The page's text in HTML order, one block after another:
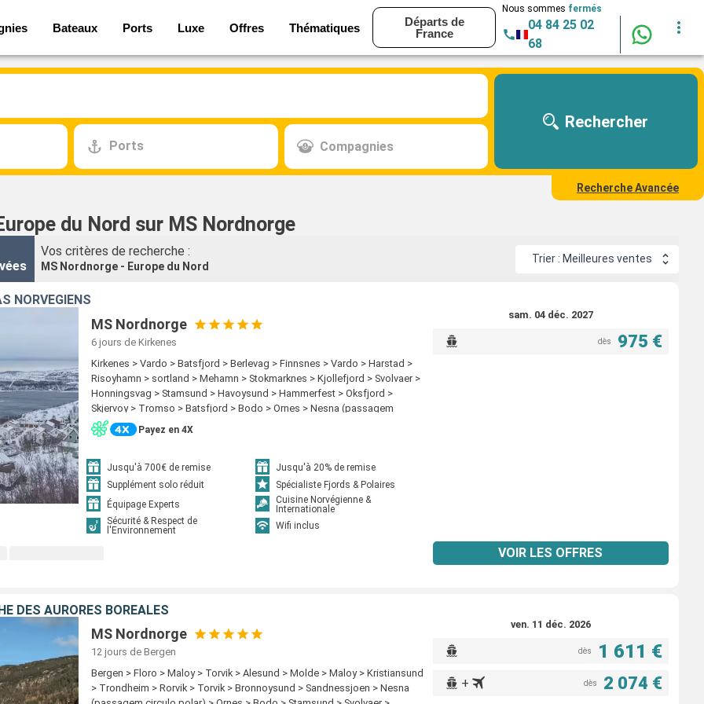
Bateaux Ports Luxe Offres Thématiques
Départs de
France
Nous sommes fermés
04 84 25 02
68
Ports Compagnies
Rechercher
Recherche Avancée
du Nord sur MS Nordnorge
Vos critères de recherche :
MS Nordnorge - Europe du Nord
Trier : Meilleures ventes
NORVÉGIENS
MS Nordnorge
6 jours de Kirkenes
Kirkenes > Vardo > Batsfjord > Berlevag > Finnsnes > Vardo > Harstad >
Risoyhamn > sortland > Mehamn > Stokmarknes > Kjollefjord > Svolvaer >
Honningsvag > Stamsund > Havoysund > Hammerfest > Oksfjord >
Skjervoy > Tromso > Batsfjord > Bodo > Ornes > Nesna (passagem
circulo polar) > Sandnessjoen > Bronnoysund > Finnsnes > Rorvik >
Harstad > Risoyhamn > sortland > Stokmarknes > Svolvaer > Stamsund >
(passagem circulo polar) > Sandnessjoen > Bronnoysund > Rorvik >
Mehamn > Alesund > Torvik > Maloy > Floro > Bergen > Trondheim >
Kristiansund > Molde > Kjollefjord > Alesund > Torvik > Maloy > Floro >
Bergen > Honningsvag > Havoysund > Hammerfest > Oksfjord > Skjervoy
> Tromso > Finnsnes > Harstad > Risoyhamn > sortland > Stokmarknes >
Payez en 4X
Jusqu'à 700€ de remise
Jusqu'à 20% de remise
Supplément solo réduit
Spécialiste Fjords & Polaires
Équipage Experts
Cuisine Norvégienne &
Internationale
Sécurité & Respect de
l'Environnement
Wifi inclus
sam. 04 déc. 2027
dès 975 €
VOIR LES OFFRES
DES AURORES BORÉALES
MS Nordnorge
12 jours de Bergen
Bergen > Floro > Maloy > Torvik > Alesund > Molde > Maloy > Kristiansund
> Trondheim > Rorvik > Torvik > Bronnoysund > Sandnessjoen > Nesna
ven. 11 déc. 2026
dès 1 611 €
+ dès 2 074 €